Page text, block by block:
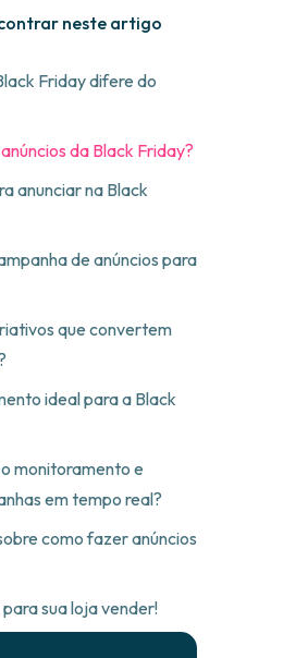
neste artigo
Friday difere do
da Black Friday?
anunciar na Black
de anúncios para
que convertem
ideal para a Black
monitoramento e
em tempo real?
como fazer anúncios
sua loja vender!